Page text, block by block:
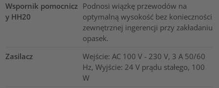
Wspornik pomocnicz
y HH20
Podnosi wiązkę przewodów na
optymalną wysokość bez konieczności
zewnętrznej ingerencji przy zakładaniu
opasek.
Zasilacz
Wejście: AC 100 V - 230 V, 3 A 50/60
Hz, Wyjście: 24 V prądu stałego, 100
W